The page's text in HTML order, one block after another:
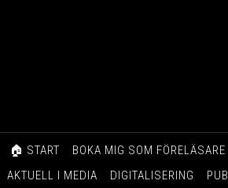
🏠 START BOKA MIG SOM FÖRELÄSARE
AKTUELL I MEDIA
DIGITALISERING